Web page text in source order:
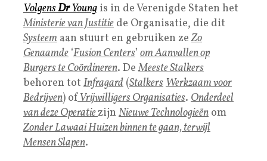
VolgensDrYoung is in de Verenigde Staten het
Ministerie van Justitie de Organisatie, die dit
Systeem aan stuurt en gebruiken zeZo
Genaamde ‘Fusion Centers’ om Aanvallen op
Burgers te Coördineren. DeMeeste Stalkers
behoren tot Infragard (StalkersWerkzaam voor
Bedrijven) ofVrijwilligers Organisaties. Onderdeel
van deze Operatiezijn Nieuwe Technologieën om
Zonder Lawaai Huizen binnen te gaan, terwijl
Mensen Slapen.